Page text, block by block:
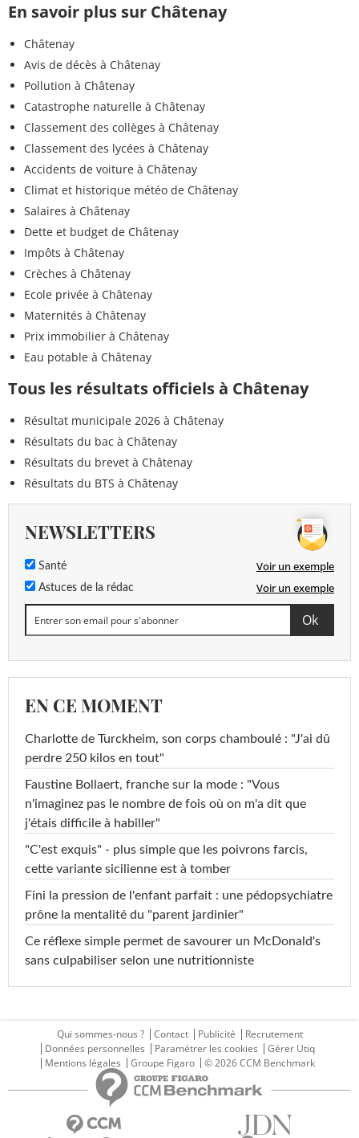
En savoir plus sur Châtenay
Châtenay
Avis de décès à Châtenay
Pollution à Châtenay
Catastrophe naturelle à Châtenay
Classement des collèges à Châtenay
Classement des lycées à Châtenay
Accidents de voiture à Châtenay
Climat et historique météo de Châtenay
Salaires à Châtenay
Dette et budget de Châtenay
Impôts à Châtenay
Crèches à Châtenay
Ecole privée à Châtenay
Maternités à Châtenay
Prix immobilier à Châtenay
Eau potable à Châtenay
Tous les résultats officiels à Châtenay
Résultat municipale 2026 à Châtenay
Résultats du bac à Châtenay
Résultats du brevet à Châtenay
Résultats du BTS à Châtenay
NEWSLETTERS
Santé Voir un exemple
Astuces de la rédac Voir un exemple
EN CE MOMENT
Charlotte de Turckheim, son corps chamboulé : "J'ai dû
perdre 250 kilos en tout"
Faustine Bollaert, franche sur la mode : "Vous
n'imaginez pas le nombre de fois où on m'a dit que
j'étais difficile à habiller"
"C'est exquis" - plus simple que les poivrons farcis,
cette variante sicilienne est à tomber
Fini la pression de l'enfant parfait : une pédopsychiatre
prône la mentalité du "parent jardinier"
Ce réflexe simple permet de savourer un McDonald's
sans culpabiliser selon une nutritionniste
Qui sommes-nous ? Contact Publicité
Recrutement
Données personnelles
Paramétrer les cookies
Gérer Utiq
Mentions légales
Groupe Figaro © 2026 CCM Benchmark